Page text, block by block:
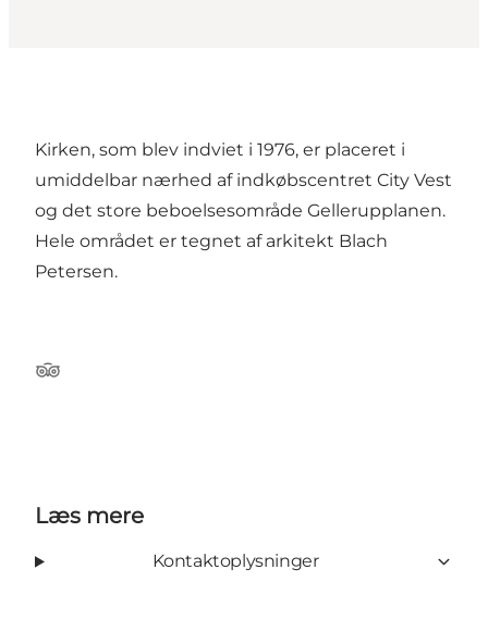
Kirken, som blev indviet i 1976, er placeret i
umiddelbar nærhed af indkøbscentret City Vest
og det store beboelsesområde Gellerupplanen.
Hele området er tegnet af arkitekt Blach
Petersen.
Tripadvisor
Læs mere
Kontaktoplysninger